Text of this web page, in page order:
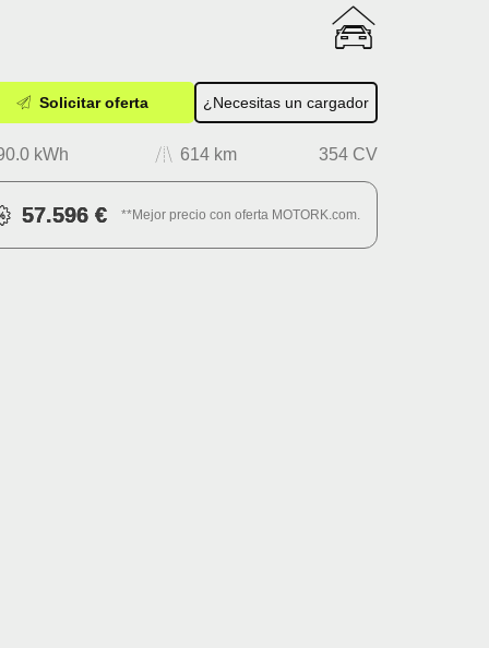
Solicitar oferta ¿Necesitas un cargador
kWh 614 km 354 CV
57.596 € **Mejor precio con oferta MOTORK.com.